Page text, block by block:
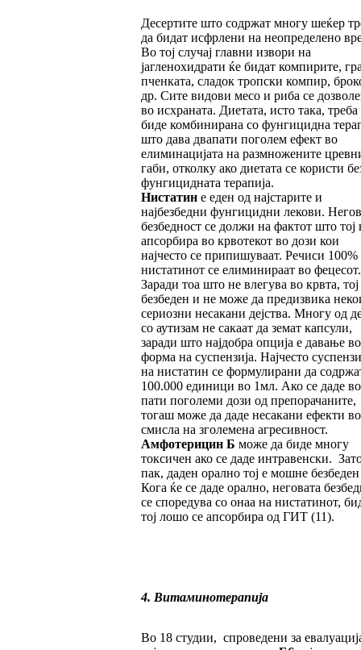
Десертите што содржат многу шеќер
да бидат исфрлени на неопределено
Во тој случај главни извори на
јагленохидрати ќе бидат компирите,
пченката, сладок тропски компир,
др. Сите видови месо и риба се
во исхраната. Диетата, исто така, треба
биде комбинирана со фунгицидна
што дава двапати поголем ефект во
елиминацијата на размножените
габи, отколку ако диетата се користи
фунгицидната терапија.
Нистатине еден од најстарите и
најбезбедни фунгицидни лекови.
безбедност се должи на фактот што тој
апсорбира во крвотекот во дози кои
најчесто се припишуваат. Речиси 100%
нистатинот се елиминираат во фецесот.
Заради тоа што не влегува во крвта, тој
безбеден и не може да предизвика
сериозни несакани дејства. Многу од
со аутизам не сакаат да земат капсули,
заради што најдобра опција е давање во
форма на суспензија. Најчесто
на нистатин се формулирани да
100.000 единици во 1мл. Ако се даде
пати поголеми дози од препорачаните,
тогаш може да даде несакани ефекти во
смисла на зголемена агресивност.
Амфотерицин Б може да биде многу
токсичен ако се даде интравенски.
пак, даден орално тој е мошне
Кога ќе се даде орално, неговата
се споредува со онаа на нистатинот,
тој лошо се апсорбира од ГИТ (11).
4. Витаминотерапија
Во 18 студии, спроведени за